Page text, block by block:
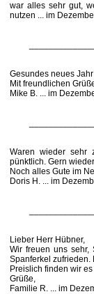
war alles sehr gut,
nutzen ... im
Gesundes neues
Mit freundlichen
Mike B. ... im
Waren wieder sehr
pünktlich. Gern
Noch alles Gute im
Doris H. ... im
Lieber Herr Hübner,
Wir freuen uns
Spanferkel zufrieden.
Preislich finden wir
Grüße,
Familie R. ... im